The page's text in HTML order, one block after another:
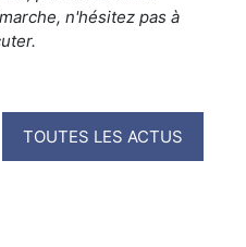
n'hésitez pas à
TOUTES LES ACTUS